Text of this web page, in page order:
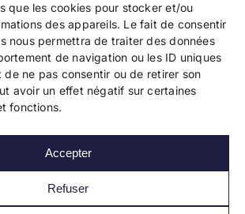
que les cookies pour stocker et/ou
des appareils. Le fait de consentir
nous permettra de traiter des données
de navigation ou les ID uniques
de ne pas consentir ou de retirer son
avoir un effet négatif sur certaines
fonctions.
Accepter
Refuser
Bookelis –CGU–CGS–CGPPA–
–Politique de confidentialité–
Paiement et sécurité